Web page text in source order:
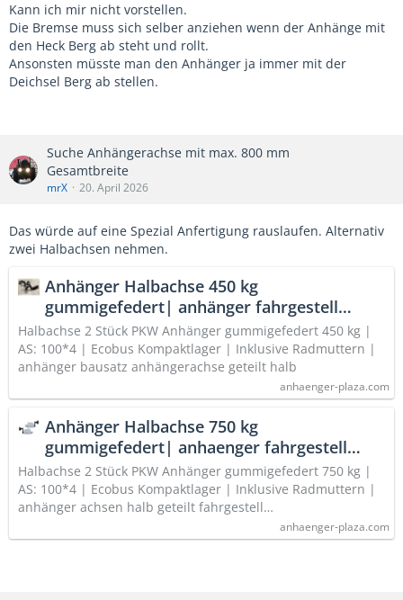
Kann ich mir nicht vorstellen.
Die Bremse muss sich selber anziehen wenn der Anhänge mit
den Heck Berg ab steht und rollt.
Ansonsten müsste man den Anhänger ja immer mit der
Deichsel Berg ab stellen.
Suche Anhängerachse mit max. 800 mm
Gesamtbreite
mrX 20. April 2026
Das würde auf eine Spezial Anfertigung rauslaufen. Alternativ
zwei Halbachsen nehmen.
Anhänger Halbachse 450 kg
gummigefedert| anhänger fahrgestell
achsen
Halbachse 2 Stück PKW Anhänger gummigefedert 450 kg |
AS: 100*4 | Ecobus Kompaktlager | Inklusive Radmuttern |
anhänger bausatz anhängerachse geteilt halb
anhaenger-plaza.com
Anhänger Halbachse 750 kg
gummigefedert| anhaenger fahrgestell
achsen
Halbachse 2 Stück PKW Anhänger gummigefedert 750 kg |
AS: 100*4 | Ecobus Kompaktlager | Inklusive Radmuttern |
anhänger achsen halb geteilt fahrgestell…
anhaenger-plaza.com